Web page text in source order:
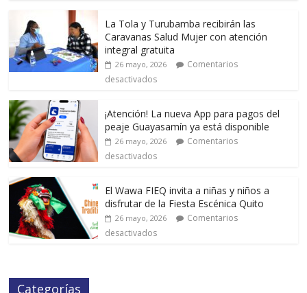
La Tola y Turubamba recibirán las
Caravanas Salud Mujer con atención
integral gratuita
26 mayo, 2026
Comentarios
desactivados
¡Atención! La nueva App para pagos del
peaje Guayasamín ya está disponible
26 mayo, 2026
Comentarios
desactivados
El Wawa FIEQ invita a niñas y niños a
disfrutar de la Fiesta Escénica Quito
26 mayo, 2026
Comentarios
desactivados
Categorías